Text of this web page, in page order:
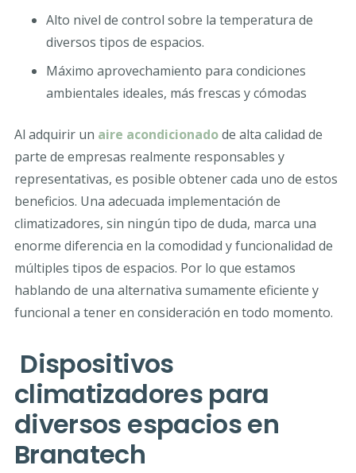
Alto nivel de control sobre la temperatura de
diversos tipos de espacios.
Máximo aprovechamiento para condiciones
ambientales ideales, más frescas y cómodas
Al adquirir un aire acondicionadode alta calidad de
parte de empresas realmente responsables y
representativas, es posible obtener cada uno de estos
beneficios. Una adecuada implementación de
climatizadores, sin ningún tipo de duda, marca una
enorme diferencia en la comodidad y funcionalidad de
múltiples tipos de espacios. Por lo que estamos
hablando de una alternativa sumamente eficiente y
funcional a tener en consideración en todo momento.
Dispositivos
climatizadores para
diversos espacios en
Branatech